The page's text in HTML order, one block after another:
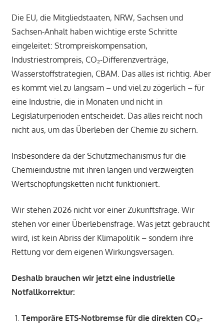
Die EU, die Mitgliedstaaten, NRW, Sachsen und
Sachsen-Anhalt haben wichtige erste Schritte
eingeleitet: Strompreiskompensation,
Industriestrompreis, CO₂-Differenzverträge,
Wasserstoffstrategien, CBAM. Das alles ist richtig. Aber
es kommt viel zu langsam – und viel zu zögerlich – für
eine Industrie, die in Monaten und nicht in
Legislaturperioden entscheidet. Das alles reicht noch
nicht aus, um das Überleben der Chemie zu sichern.
Insbesondere da der Schutzmechanismus für die
Chemieindustrie mit ihren langen und verzweigten
Wertschöpfungsketten nicht funktioniert.
Wir stehen 2026 nicht vor einer Zukunftsfrage. Wir
stehen vor einer Überlebensfrage. Was jetzt gebraucht
wird, ist kein Abriss der Klimapolitik – sondern ihre
Rettung vor dem eigenen Wirkungsversagen.
Deshalb brauchen wir jetzt eine industrielle
Notfallkorrektur:
Temporäre ETS-Notbremse für die direkten CO₂-